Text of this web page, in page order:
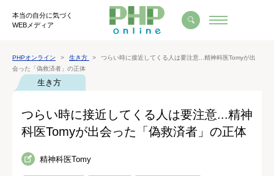
本当の自分に気づく
WEBメディア
PHPオンライン 生き方
つらい時に接近してくる人は要注意...精神科医Tomyが出
会った「偽救済者」の正体
生き方
つらい時に接近してくる人は要注意...精神
科医Tomyが出会った「偽救済者」の正体
精神科医Tomy